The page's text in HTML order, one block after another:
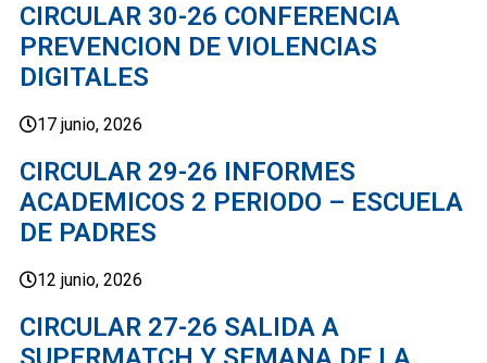
CIRCULAR 30-26 CONFERENCIA
PREVENCION DE VIOLENCIAS
DIGITALES
17 junio, 2026
CIRCULAR 29-26 INFORMES
ACADEMICOS 2 PERIODO – ESCUELA
DE PADRES
12 junio, 2026
CIRCULAR 27-26 SALIDA A